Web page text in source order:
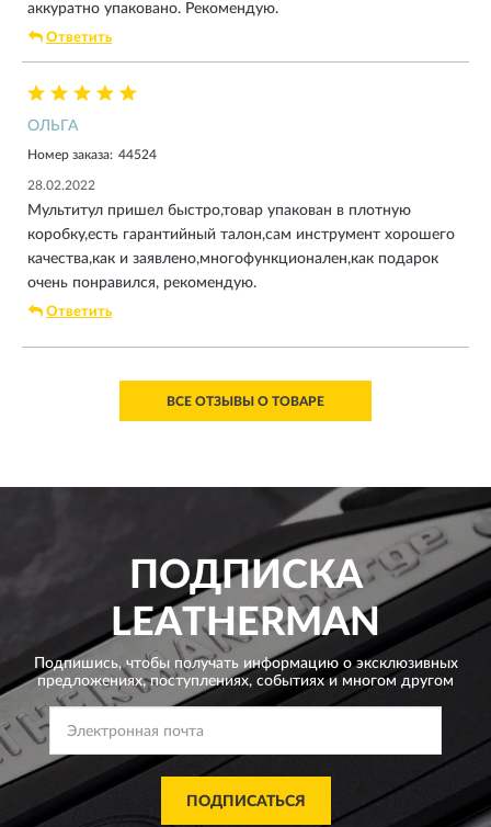
аккуратно упаковано. Рекомендую.
Ответить
ОЛЬГА
Номер заказа: 44524
28.02.2022
Мультитул пришел быстро,товар упакован в плотную
коробку,есть гарантийный талон,сам инструмент хорошего
качества,как и заявлено,многофункционален,как подарок
очень понравился, рекомендую.
Ответить
ВСЕ ОТЗЫВЫ О ТОВАРЕ
ПОДПИСКА
LEATHERMAN
Подпишись, чтобы получать информацию о эксклюзивных
предложениях,поступлениях, событиях и многом другом
ПОДПИСАТЬСЯ